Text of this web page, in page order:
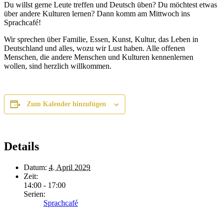
Du willst gerne Leute treffen und Deutsch üben? Du möchtest etwas
über andere Kulturen lernen? Dann komm am Mittwoch ins
Sprachcafé!
Wir sprechen über Familie, Essen, Kunst, Kultur, das Leben in
Deutschland und alles, wozu wir Lust haben. Alle offenen
Menschen, die andere Menschen und Kulturen kennenlernen
wollen, sind herzlich willkommen.
Zum Kalender hinzufügen
Details
Datum: 4. April 2029
Zeit:
14:00 - 17:00
Serien:
Sprachcafé